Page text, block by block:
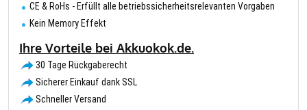
CE & RoHs - Erfüllt alle betriebssicherheitsrelevanten Vorgaben
Kein Memory Effekt
Ihre Vorteile bei Akkuokok.de.
30 Tage Rückgaberecht
Sicherer Einkauf dank SSL
Schneller Versand